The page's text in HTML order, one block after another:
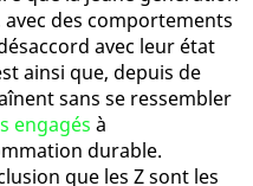
des comportements
avec leur état
ainsi que, depuis de
sans se ressembler
engagés à
durable.
que les Z sont les